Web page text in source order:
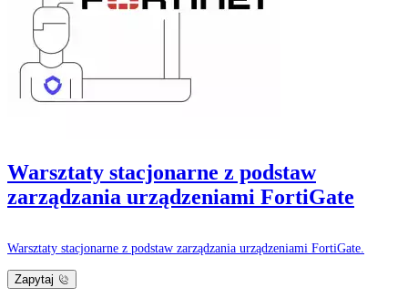
Warsztaty stacjonarne z podstaw
zarządzania urządzeniami FortiGate
Warsztaty stacjonarne z podstaw zarządzania urządzeniami FortiGate.
Zapytaj